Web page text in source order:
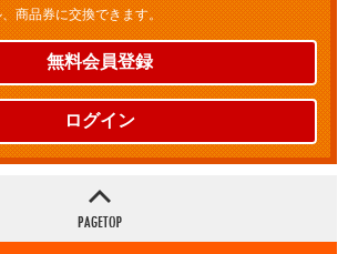
商品券に交換できます。
無料会員登録
ログイン